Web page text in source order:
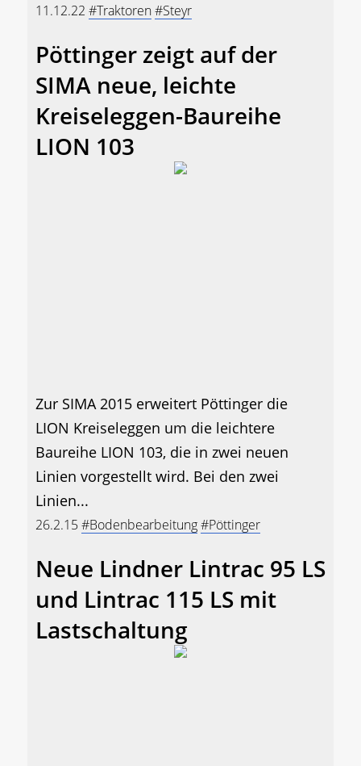
11.12.22 #Traktoren#Steyr
Pöttinger zeigt auf der
SIMA neue, leichte
Kreiseleggen-Baureihe
LION 103
Zur SIMA 2015 erweitert Pöttinger die
LION Kreiseleggen um die leichtere
Baureihe LION 103, die in zwei neuen
Linien vorgestellt wird. Bei den zwei
Linien...
26.2.15#Bodenbearbeitung#Pöttinger
Neue Lindner Lintrac 95 LS
und Lintrac 115 LS mit
Lastschaltung